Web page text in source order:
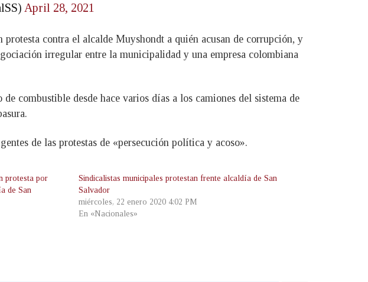
April 28, 2021
contra el alcalde Muyshondt a quién acusan de corrupción, y
irregular entre la municipalidad y una empresa colombiana
combustible desde hace varios días a los camiones del sistema de
de las protestas de «persecución política y acoso».
protesta por
de San
Sindicalistas municipales protestan frente alcaldía de San
Salvador
miércoles, 22 enero 2020 4:02 PM
En «Nacionales»